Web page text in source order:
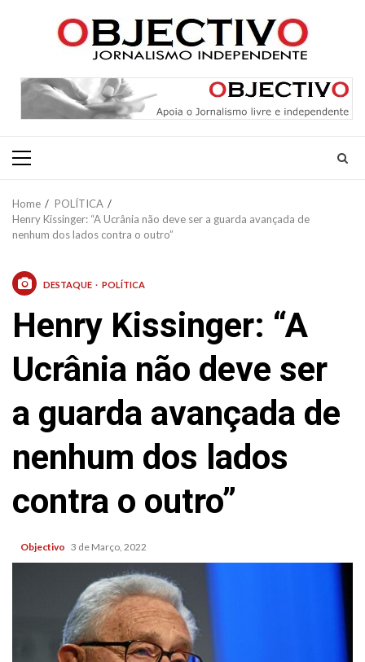
Primary
Home
POLÍTICA
Henry Kissinger: “A Ucrânia não deve ser a guarda avançada de
nenhum dos lados contra o outro”
DESTAQUE POLÍTICA
Henry Kissinger: “A
Ucrânia não deve ser
a guarda avançada de
nenhum dos lados
contra o outro”
Objectivo 3 de Março, 2022